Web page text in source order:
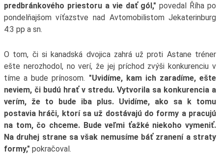
predbránkového priestoru a vie dať gól," povedal Říha po
pondelňajšom víťazstve nad Avtomobilistom Jekaterinburg
4:3 pp a sn.
O tom, či si kanadská dvojica zahrá už proti Astane tréner
ešte nerozhodol, no verí, že jej príchod zvýši konkurenciu v
tíme a bude prínosom. "Uvidíme, kam ich zaradíme, ešte
neviem, či budú hrať v stredu. Vytvorila sa konkurencia a
verím, že to bude iba plus. Uvidíme, ako sa k tomu
postavia hráči, ktorí sa už dostávajú do formy a pracujú
na tom, čo chceme. Bude veľmi ťažké niekoho vymeniť.
Na druhej strane sa však nemusíme báť zranení a straty
formy," pokračoval.